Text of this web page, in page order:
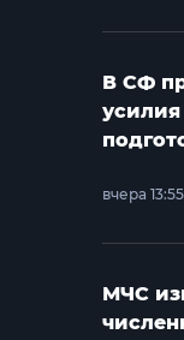
В СФ
усилия
вчера 13:55
МЧС